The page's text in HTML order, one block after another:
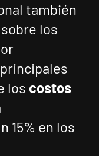
también
los
los costos
15% en los